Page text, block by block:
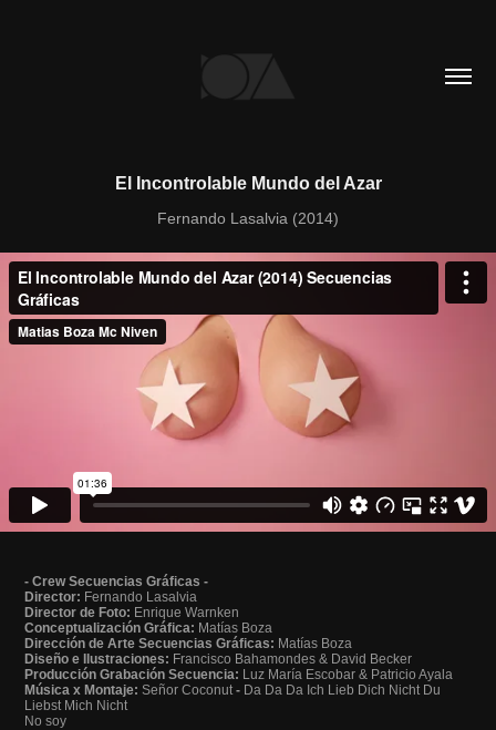
El Incontrolable Mundo del Azar
Fernando Lasalvia (2014)
- Crew Secuencias Gráficas -
Director: Fernando Lasalvia
Director de Foto: Enrique Warnken
Conceptualización Gráfica: Matías Boza
Dirección de Arte Secuencias Gráficas: Matías Boza
Diseño e Ilustraciones: Francisco Bahamondes & David Becker
Producción Grabación Secuencia: Luz María Escobar & Patricio Ayala
Música x Montaje:Señor Coconut- Da Da Da Ich Lieb Dich Nicht Du
Liebst Mich Nicht
No soy